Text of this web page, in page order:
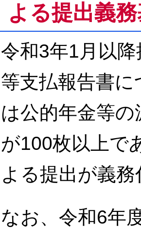
よる提出義
令和3年1月以
等支払報告書
は公的年金等
が100枚以上で
よる提出が義
なお、令和6年